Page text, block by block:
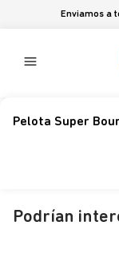
Enviamos a
Pelota Super
Podrían